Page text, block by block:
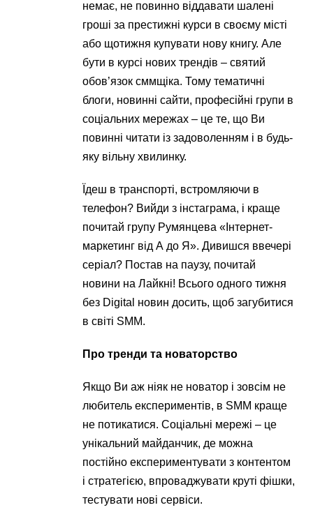
немає, не повинно віддавати шалені
гроші за престижні курси в своєму місті
або щотижня купувати нову книгу. Але
бути в курсі нових трендів – святий
обов’язок сммщіка. Тому тематичні
блоги, новинні сайти, професійні групи в
соціальних мережах – це те, що Ви
повинні читати із задоволенням і в будь-
яку вільну хвилинку.
Їдеш в транспорті, встромляючи в
телефон? Вийди з інстаграма, і краще
почитай групу Румянцева «Інтернет-
маркетинг від А до Я». Дивишся ввечері
серіал? Постав на паузу, почитай
новини на Лайкні! Всього одного тижня
без Digital новин досить, щоб загубитися
в світі SMM.
Про тренди та новаторство
Якщо Ви аж ніяк не новатор і зовсім не
любитель експериментів, в SMM краще
не потикатися. Соціальні мережі – це
унікальний майданчик, де можна
постійно експериментувати з контентом
і стратегією, впроваджувати круті фішки,
тестувати нові сервіси.